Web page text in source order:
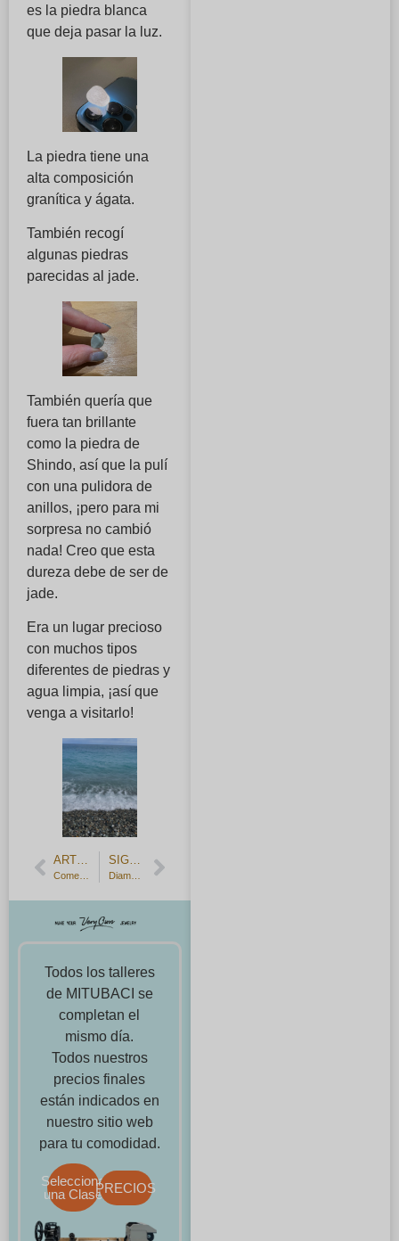
es la piedra blanca
que deja pasar la luz.
La piedra tiene una
alta composición
granítica y ágata.
También recogí
algunas piedras
parecidas al jade.
También quería que
fuera tan brillante
como la piedra de
Shindo, así que la pulí
con una pulidora de
anillos, ¡pero para mi
sorpresa no cambió
nada! Creo que esta
dureza debe de ser de
jade.
Era un lugar precioso
con muchos tipos
diferentes de piedras y
agua limpia, ¡así que
venga a visitarlo!
ARTÍCULO ANTERIOR
Comentarios de los clientes: par de anillos de aniversario de boda
SIGUIENTE ARTÍCULO
Diamante excavado en Botsuana, 2492 quilates, el segundo más grande del mundo.
Todos los talleres
de MITUBACI se
completan el
mismo día.
Todos nuestros
precios finales
están indicados en
nuestro sitio web
para tu comodidad.
Selecciona
una ClasePRECIOS